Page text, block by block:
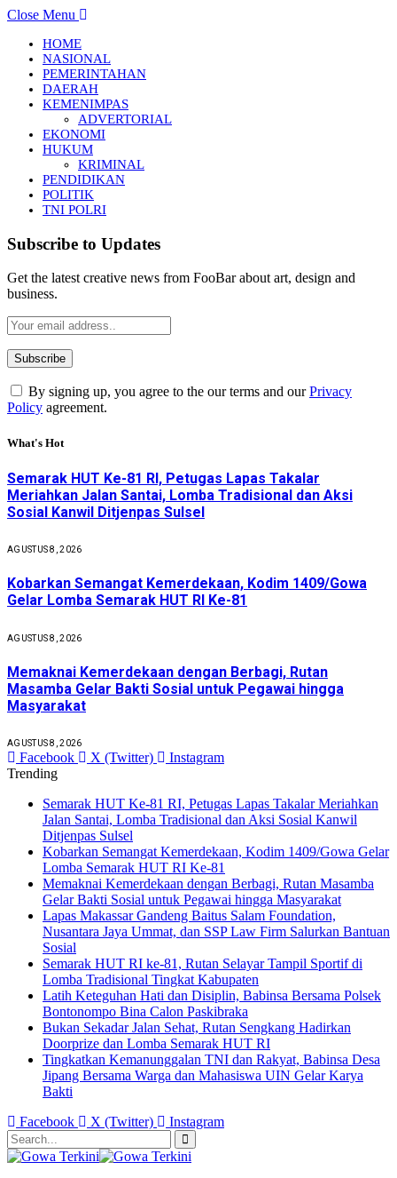
Close Menu
HOME
NASIONAL
PEMERINTAHAN
DAERAH
KEMENIMPAS
ADVERTORIAL
EKONOMI
HUKUM
KRIMINAL
PENDIDIKAN
POLITIK
TNI POLRI
Subscribe to Updates
Get the latest creative news from FooBar about art, design and
business.
By signing up, you agree to the our terms and ourPrivacy
Policy agreement.
What's Hot
Semarak HUT Ke-81 RI, Petugas Lapas Takalar
Meriahkan Jalan Santai, Lomba Tradisional dan Aksi
Sosial Kanwil Ditjenpas Sulsel
AGUSTUS 8, 2026
Kobarkan Semangat Kemerdekaan, Kodim 1409/Gowa
Gelar Lomba Semarak HUT RI Ke-81
AGUSTUS 8, 2026
Memaknai Kemerdekaan dengan Berbagi, Rutan
Masamba Gelar Bakti Sosial untuk Pegawai hingga
Masyarakat
AGUSTUS 8, 2026
Facebook X (Twitter)
Instagram
Trending
Semarak HUT Ke-81 RI, Petugas Lapas Takalar Meriahkan
Jalan Santai, Lomba Tradisional dan Aksi Sosial Kanwil
Ditjenpas Sulsel
Kobarkan Semangat Kemerdekaan, Kodim 1409/Gowa Gelar
Lomba Semarak HUT RI Ke-81
Memaknai Kemerdekaan dengan Berbagi, Rutan Masamba
Gelar Bakti Sosial untuk Pegawai hingga Masyarakat
Lapas Makassar Gandeng Baitus Salam Foundation,
Nusantara Jaya Ummat, dan SSP Law Firm Salurkan Bantuan
Sosial
Semarak HUT RI ke-81, Rutan Selayar Tampil Sportif di
Lomba Tradisional Tingkat Kabupaten
Latih Keteguhan Hati dan Disiplin, Babinsa Bersama Polsek
Bontonompo Bina Calon Paskibraka
Bukan Sekadar Jalan Sehat, Rutan Sengkang Hadirkan
Doorprize dan Lomba Semarak HUT RI
Tingkatkan Kemanunggalan TNI dan Rakyat, Babinsa Desa
Jipang Bersama Warga dan Mahasiswa UIN Gelar Karya
Bakti
Facebook
X (Twitter) Instagram